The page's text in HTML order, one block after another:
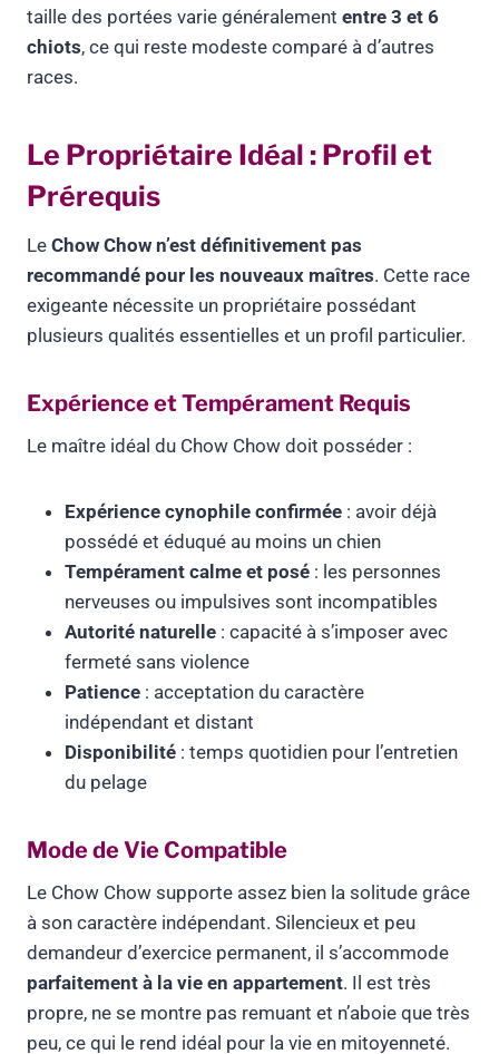
taille des portées varie généralement entre 3 et 6
chiots, ce qui reste modeste comparé à d’autres
races.
Le Propriétaire Idéal : Profil et
Prérequis
Le Chow Chow n’est définitivement pas
recommandé pour les nouveaux maîtres. Cette race
exigeante nécessite un propriétaire possédant
plusieurs qualités essentielles et un profil particulier.
Expérience et Tempérament Requis
Le maître idéal du Chow Chow doit posséder :
Expérience cynophile confirmée : avoir déjà
possédé et éduqué au moins un chien
Tempérament calme et posé : les personnes
nerveuses ou impulsives sont incompatibles
Autorité naturelle : capacité à s’imposer avec
fermeté sans violence
Patience : acceptation du caractère
indépendant et distant
Disponibilité : temps quotidien pour l’entretien
du pelage
Mode de Vie Compatible
Le Chow Chow supporte assez bien la solitude grâce
à son caractère indépendant. Silencieux et peu
demandeur d’exercice permanent, il s’accommode
parfaitement à la vie en appartement. Il est très
propre, ne se montre pas remuant et n’aboie que très
peu, ce qui le rend idéal pour la vie en mitoyenneté.